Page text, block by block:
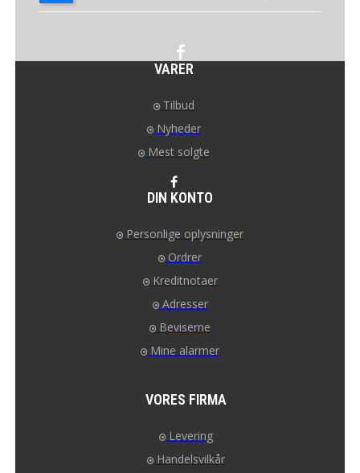
VARER
Tilbud
Nyheder
Mest solgte
DIN KONTO
Personlige oplysninger
Ordrer
Kreditnotaer
Adresser
Beviserne
Mine alarmer
VORES FIRMA
Levering
Handelsvilkår